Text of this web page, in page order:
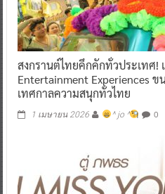
สงกรานต์ไทยคึกคักทั่วประเทศ!
Entertainment Experiences
เทศกาลความสนุกทั่วไทย
1 เมษายน 2026 ^ jo ^ 0